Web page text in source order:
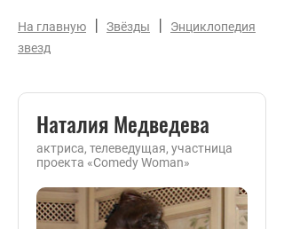
На главную | Звёзды |
Энциклопедия
звезд
Наталия Медведева
актриса, телеведущая, участница
проекта «Comedy Woman»